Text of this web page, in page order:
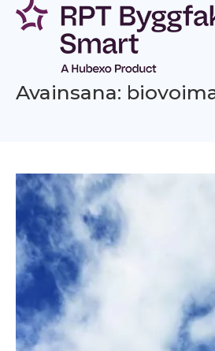
Siirry
sisältöön
Avainsana: